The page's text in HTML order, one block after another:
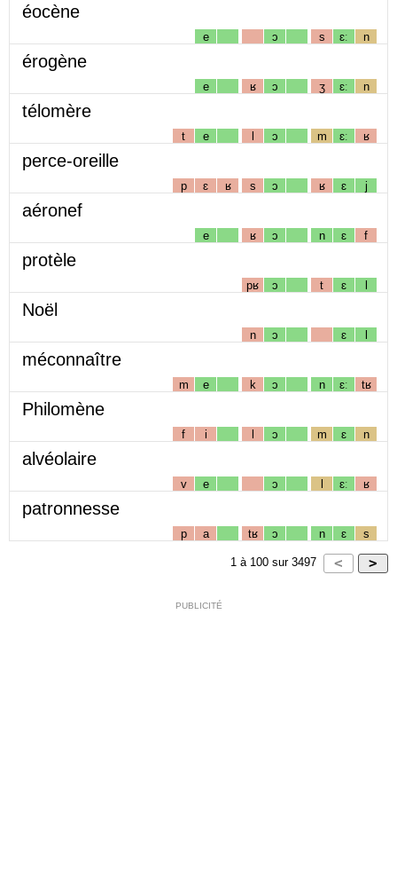
éocène
e ɔ s ɛː n
érogène
e ʁ ɔ ʒ ɛː n
télomère
t e l ɔ m ɛː ʁ
perce-oreille
p ɛ ʁ s ɔ ʁ ɛ j
aéronef
e ʁ ɔ n ɛ f
protèle
pʁ ɔ t ɛ l
Noël
n ɔ ɛ l
méconnaître
m e k ɔ n ɛː tʁ
Philomène
f i l ɔ m ɛ n
alvéolaire
v e ɔ l ɛː ʁ
patronnesse
p a tʁ ɔ n ɛ s
1 à 100 sur 3497
PUBLICITÉ